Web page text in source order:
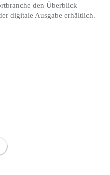
den Überblick
digitale Ausgabe erhältlich.